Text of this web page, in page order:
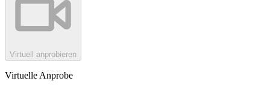
Virtuell anprobieren
Virtuelle Anprobe